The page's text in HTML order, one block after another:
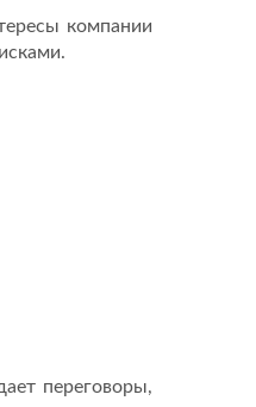
компании
переговоры,